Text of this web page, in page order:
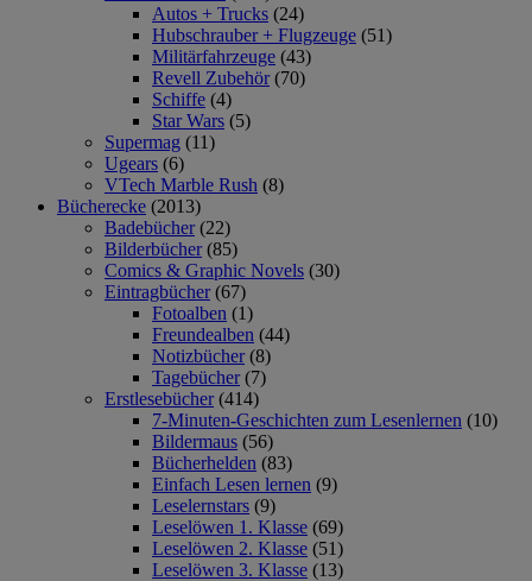
Autos + Trucks (24)
Hubschrauber + Flugzeuge (51)
Militärfahrzeuge (43)
Revell Zubehör (70)
Schiffe (4)
Star Wars (5)
Supermag (11)
Ugears (6)
VTech Marble Rush (8)
Bücherecke (2013)
Badebücher (22)
Bilderbücher (85)
Comics & Graphic Novels (30)
Eintragbücher (67)
Fotoalben (1)
Freundealben (44)
Notizbücher (8)
Tagebücher (7)
Erstlesebücher (414)
7-Minuten-Geschichten zum Lesenlernen (10)
Bildermaus (56)
Bücherhelden (83)
Einfach Lesen lernen (9)
Leselernstars (9)
Leselöwen 1. Klasse (69)
Leselöwen 2. Klasse (51)
Leselöwen 3. Klasse (13)